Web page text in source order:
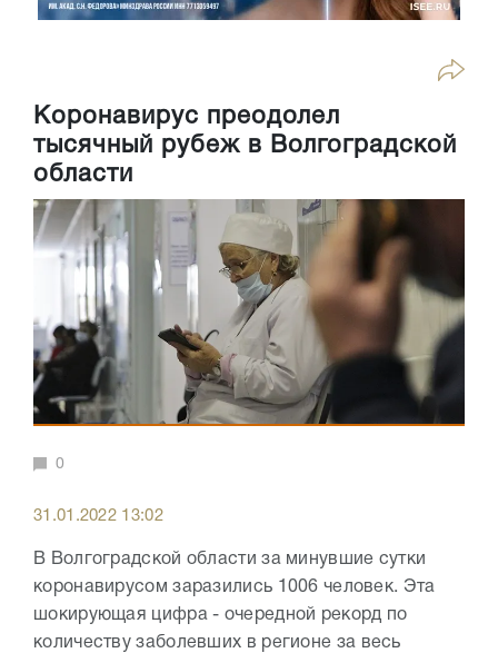
Коронавирус преодолел
тысячный рубеж в Волгоградской
области
0
31.01.2022 13:02
В Волгоградской области за минувшие сутки
коронавирусом заразились 1006 человек. Эта
шокирующая цифра - очередной рекорд по
количеству заболевших в регионе за весь